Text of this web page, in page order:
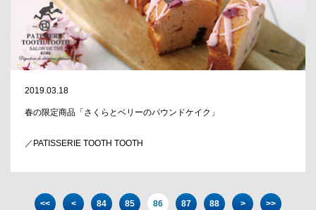
2019.03.18
春の限定商品「さくらとベリーのパウンドケイク」
／PATISSERIE TOOTH TOOTH
<< < 84 85 86 87 88 > >>